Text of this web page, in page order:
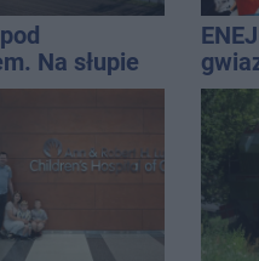
Na słupie
ciało